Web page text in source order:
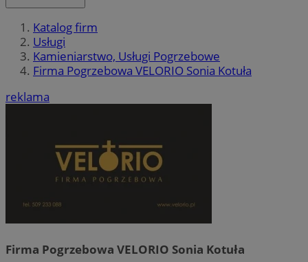
Katalog firm
Usługi
Kamieniarstwo, Usługi Pogrzebowe
Firma Pogrzebowa VELORIO Sonia Kotuła
reklama
Firma Pogrzebowa VELORIO Sonia Kotuła